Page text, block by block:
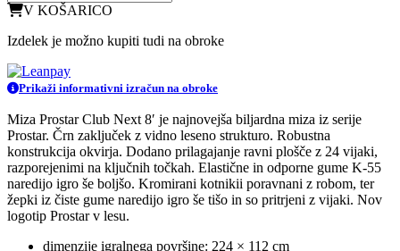
V KOŠARICO
Izdelek je možno kupiti tudi na obroke
Prikaži informativni izračun na obroke
Miza Prostar Club Next 8′ je najnovejša biljardna miza iz serije
Prostar. Črn zaključek z vidno leseno strukturo. Robustna
konstrukcija okvirja. Dodano prilagajanje ravni plošče z 24 vijaki,
razporejenimi na ključnih točkah. Elastične in odporne gume K-55
naredijo igro še boljšo. Kromirani kotnikii poravnani z robom, ter
žepki iz čiste gume naredijo igro še tišo in so pritrjeni z vijaki. Nov
logotip Prostar v lesu.
dimenzije igralnega površine: 224 × 112 cm